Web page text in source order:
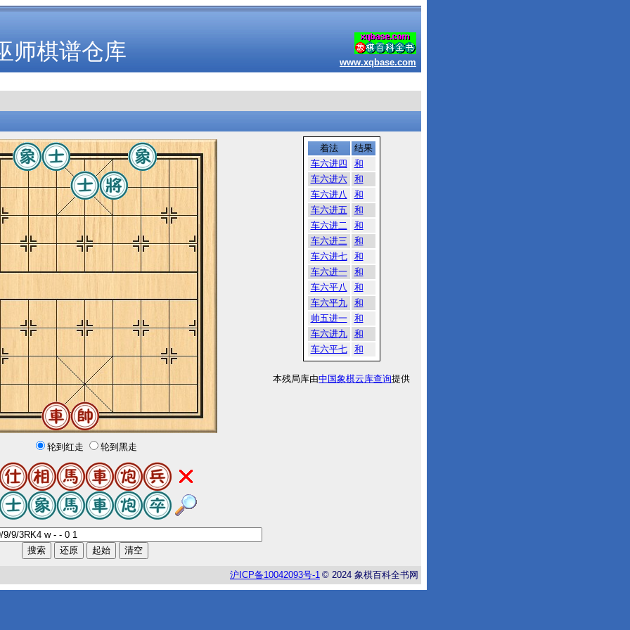
师棋谱仓库 www.xqbase.com
轮到红走 轮到黑走
着法
结果
车六进四
和
车六进六
和
车六进八
和
车六进五
和
车六进二
和
车六进三
和
车六进七
和
车六进一
和
车六平八
和
车六平九
和
帅五进一
和
车六进九
和
车六平七
和
本残局库由中国象棋云库查询提供
沪 ICP备10042093号-1 © 2024 象棋百科全书网